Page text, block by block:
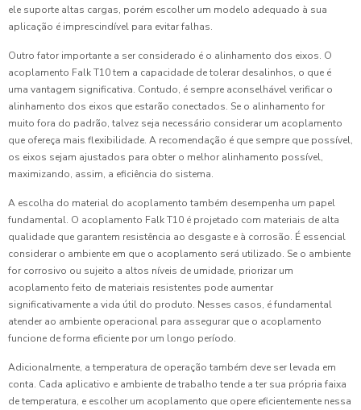
ele suporte altas cargas, porém escolher um modelo adequado à sua
aplicação é imprescindível para evitar falhas.
Outro fator importante a ser considerado é o alinhamento dos eixos. O
acoplamento Falk T10 tem a capacidade de tolerar desalinhos, o que é
uma vantagem significativa. Contudo, é sempre aconselhável verificar o
alinhamento dos eixos que estarão conectados. Se o alinhamento for
muito fora do padrão, talvez seja necessário considerar um acoplamento
que ofereça mais flexibilidade. A recomendação é que sempre que possível,
os eixos sejam ajustados para obter o melhor alinhamento possível,
maximizando, assim, a eficiência do sistema.
A escolha do material do acoplamento também desempenha um papel
fundamental. O acoplamento Falk T10 é projetado com materiais de alta
qualidade que garantem resistência ao desgaste e à corrosão. É essencial
considerar o ambiente em que o acoplamento será utilizado. Se o ambiente
for corrosivo ou sujeito a altos níveis de umidade, priorizar um
acoplamento feito de materiais resistentes pode aumentar
significativamente a vida útil do produto. Nesses casos, é fundamental
atender ao ambiente operacional para assegurar que o acoplamento
funcione de forma eficiente por um longo período.
Adicionalmente, a temperatura de operação também deve ser levada em
conta. Cada aplicativo e ambiente de trabalho tende a ter sua própria faixa
de temperatura, e escolher um acoplamento que opere eficientemente nessa